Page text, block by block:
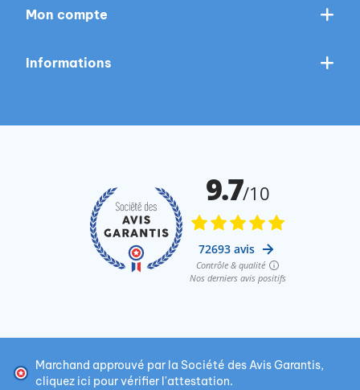
Mon compte
Informations
Marchand approuvé par la Société des Avis Garantis,
cliquez ici pour vérifier l'attestation.